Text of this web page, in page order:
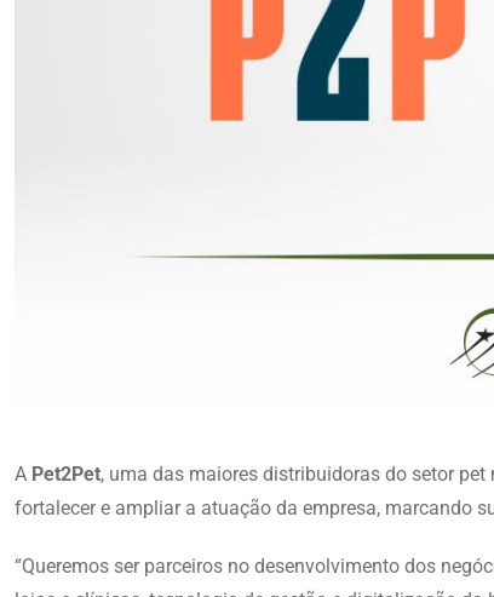
A Pet2Pet, uma das maiores distribuidoras do setor
fortalecer e ampliar a atuação da empresa, marcando
“Queremos ser parceiros no desenvolvimento dos